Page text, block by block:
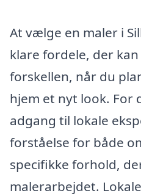
At vælge en maler i
klare fordele, der
forskellen, når du
hjem et nyt look. For
adgang til lokale
forståelse for både
specifikke forhold,
malerarbejdet.